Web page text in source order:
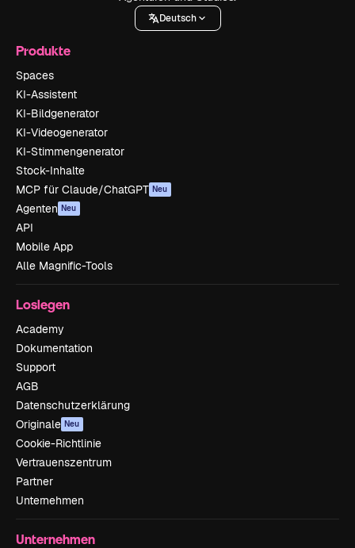
Deutsch
Produkte
Spaces
KI-Assistent
KI-Bildgenerator
KI-Videogenerator
KI-Stimmengenerator
Stock-Inhalte
MCP für Claude/ChatGPT Neu
Agenten Neu
API
Mobile App
Alle Magnific-Tools
Loslegen
Academy
Dokumentation
Support
AGB
Datenschutzerklärung
Originale Neu
Cookie-Richtlinie
Vertrauenszentrum
Partner
Unternehmen
Unternehmen